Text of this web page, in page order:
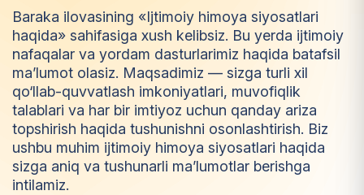
Baraka ilovasining «Ijtimoiy himoya siyosatlari
haqida» sahifasiga xush kelibsiz. Bu yerda ijtimoiy
nafaqalar va yordam dasturlarimiz haqida batafsil
ma’lumot olasiz. Maqsadimiz — sizga turli xil
qo‘llab-quvvatlash imkoniyatlari, muvofiqlik
talablari va har bir imtiyoz uchun qanday ariza
topshirish haqida tushunishni osonlashtirish. Biz
ushbu muhim ijtimoiy himoya siyosatlari haqida
sizga aniq va tushunarli ma’lumotlar berishga
intilamiz.